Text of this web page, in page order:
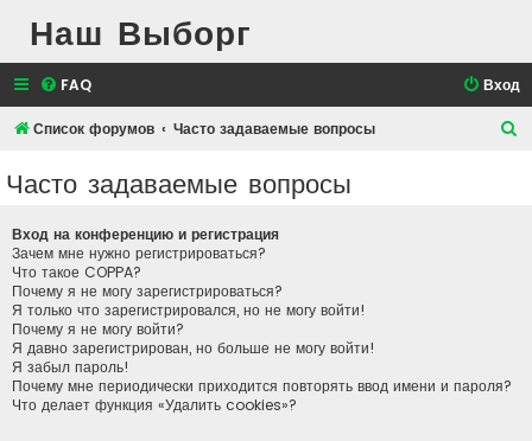
Наш Выборг
FAQ Вход
Список форумов Часто задаваемые вопросы
Часто задаваемые вопросы
Вход на конференцию и регистрация
Зачем мне нужно регистрироваться?
Что такое COPPA?
Почему я не могу зарегистрироваться?
Я только что зарегистрировался, но не могу войти!
Почему я не могу войти?
Я давно зарегистрирован, но больше не могу войти!
Я забыл пароль!
Почему мне периодически приходится повторять ввод имени и пароля?
Что делает функция «Удалить cookies»?